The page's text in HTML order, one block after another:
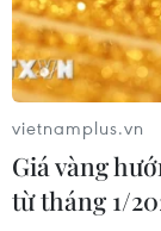
Đâm dao ở
nữ nghi phạm
05/08/2026 15:07
Nhiều chuyến
hướng do vật
vietnamplus.vn
Giá vàng
từ tháng 1/